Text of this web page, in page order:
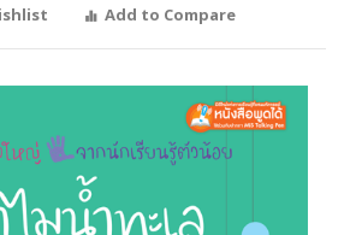
Add to Compare